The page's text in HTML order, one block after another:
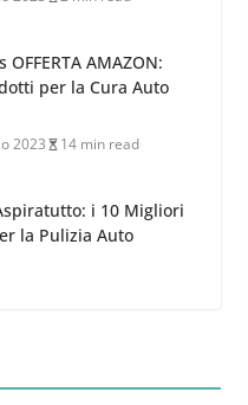
i 10 Migliori
la Pulizia Auto
2022
tua Idropulitrice?
2022 2 min read
2025 2 min read